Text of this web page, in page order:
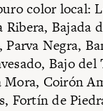
color local:
Ribera, Bajada
Parva Negra,
Bajo del
Mora, Coirón
Fortín de